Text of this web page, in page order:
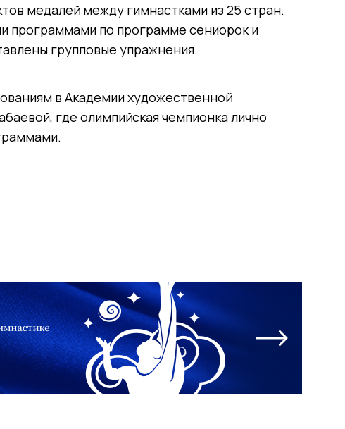
медалей между гимнастками из 25 стран.
программами по программе сениорок и
групповые упражнения.
в Академии художественной
где олимпийская чемпионка лично